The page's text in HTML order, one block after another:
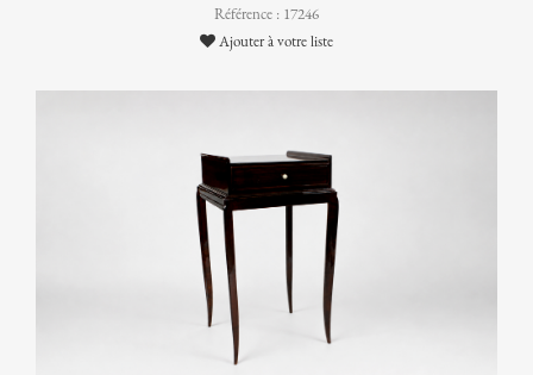
Référence : 17246
Ajouter à votre liste